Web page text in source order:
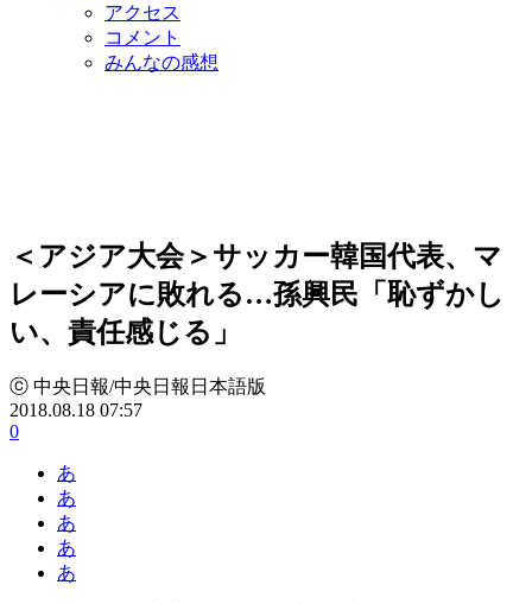
アクセス
コメント
みんなの感想
＜アジア大会＞サッカー韓国代表、マ
レーシアに敗れる…孫興民「恥ずかし
い、責任感じる」
ⓒ 中央日報/中央日報日本語版
2018.08.18 07:57
0
あ
あ
あ
あ
あ